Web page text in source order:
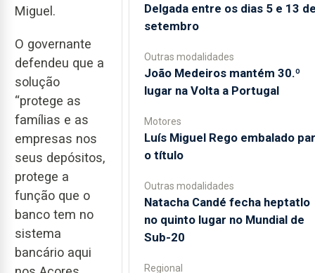
Miguel.
O governante
defendeu que a
solução
“protege as
famílias e as
empresas nos
seus depósitos,
protege a
função que o
banco tem no
sistema
bancário aqui
Delgada entre os dias 5 e 13
setembro
Outras modalidades
João Medeiros mantém 30.º
lugar na Volta a Portugal
Motores
Luís Miguel Rego embalado
o título
Outras modalidades
Natacha Candé fecha heptatlo
no quinto lugar no Mundial de
Sub-20
Regional